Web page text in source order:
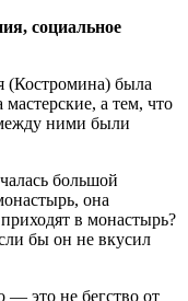
социальное
(Костромина) была
а тем, что
ними были
большой
она
в монастырь?
бы он не вкусил
— это не бегство от